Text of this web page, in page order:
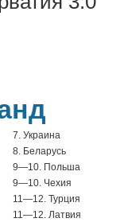
7. Украина
8. Беларусь
9—10. Польша
9—10. Чехия
11—12. Турция
11—12. Латвия